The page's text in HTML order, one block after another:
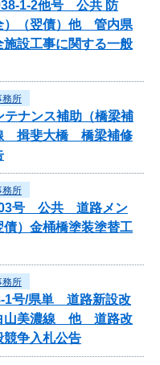
1-2他号 公共 防
）（翌債）他 管内県
設工事に関する一般
務所
ナンス補助（橋梁補
揖斐大橋 橋梁補修
務所
03号 公共 道路メン
）金桶橋塗装塗替工
務所
1号/県単 道路新設改
山美濃線 他 道路改
競争入札公告